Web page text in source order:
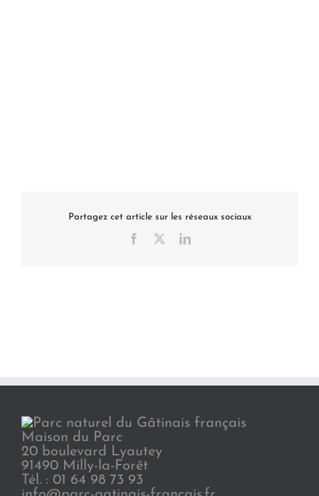
Partagez cet article sur les réseaux sociaux
Facebook LinkedIn
Maison du Parc
20 boulevard Lyautey
91490 Milly-la-Forêt
Tél. : 01 64 98 73 93